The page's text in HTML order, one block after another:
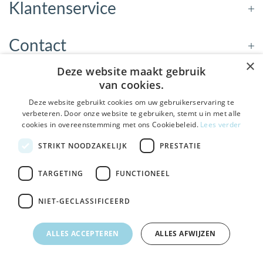
Klantenservice
Contact
Openingstijden
Nieuwsbrief
Bezoek de winkel in Sneek, Bolswarderbaan 3C
Gratis verzendingvanaf € 75
De Welzijnwinkel in je
inbox
Geen spam, geen verkooppraatjes — gewoon fijne
updates over hulpmiddelen die echt iets toevoegen.
Ja leuk! Schrijf me in
×
Deze website maakt gebruik
van cookies.
Deze website gebruikt cookies om uw gebruikerservaring te
verbeteren. Door onze website te gebruiken, stemt u in met alle
cookies in overeenstemming met ons Cookiebeleid. Lees verder
STRIKT NOODZAKELIJK PRESTATIE
TARGETING FUNCTIONEEL
NIET-GECLASSIFICEERD
ALLES ACCEPTEREN ALLES AFWIJZEN